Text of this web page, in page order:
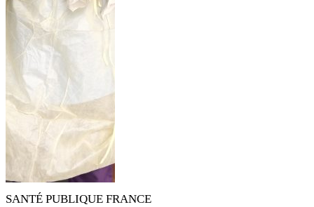
SANTÉ PUBLIQUE FRANCE